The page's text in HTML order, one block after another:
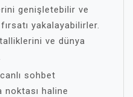
genişletebilir ve
yakalayabilirler.
ve dünya
sohbet
noktası haline